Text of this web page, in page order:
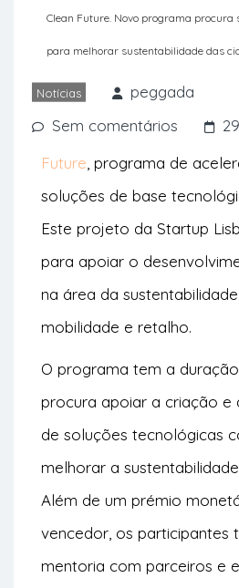
Clean Future. Novo programa procura
para melhorar sustentabilidade das
Notícias
peggada
Sem comentários
Estão abertas as
Future, programa de
soluções de base
Este projeto da Startup
para apoiar o
na área da
mobilidade e retalho.
O programa tem a
procura apoiar a criação e
de soluções tecnológicas
melhorar a
Além de um prémio
vencedor, os participantes
mentoria com parceiros e